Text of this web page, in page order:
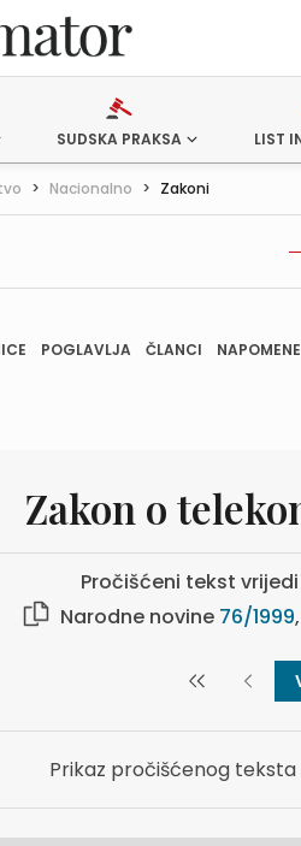
SUDSKA PRAKSA LIST
> Nacionalno > Zakoni
POGLAVLJA ČLANCI NAPOMENE
Zakon o
Pročišćeni tekst vrijedi
Narodne novine 76/1999,
Prikaz pročišćenog teksta